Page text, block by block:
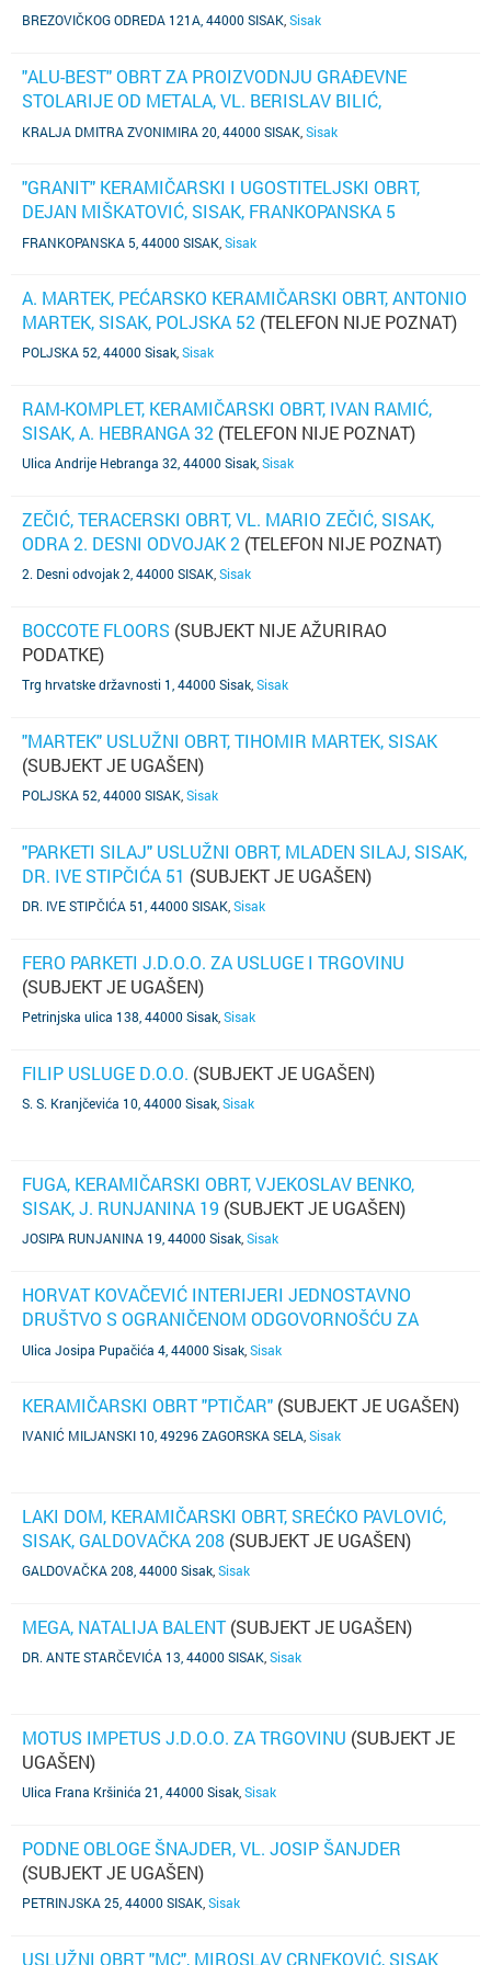
BREZOVIČKOG ODREDA 121A, 44000 SISAK Sisak
"ALU-BEST" OBRT ZA PROIZVODNJU GRAĐEVNE
STOLARIJE OD METALA, VL. BERISLAV BILIĆ,
BENKOVAC, KRALJA DMITRA ZVONIMIRA 20
KRALJA DMITRA ZVONIMIRA 20, 44000 SISAK Sisak
"GRANIT" KERAMIČARSKI I UGOSTITELJSKI OBRT,
DEJAN MIŠKATOVIĆ, SISAK, FRANKOPANSKA 5
(TELEFON NIJE POZNAT)
FRANKOPANSKA 5, 44000 SISAK Sisak
A. MARTEK, PEĆARSKO KERAMIČARSKI OBRT, ANTONIO
MARTEK, SISAK, POLJSKA 52 (TELEFON NIJE POZNAT)
POLJSKA 52, 44000 Sisak Sisak
RAM-KOMPLET, KERAMIČARSKI OBRT, IVAN RAMIĆ,
SISAK, A. HEBRANGA 32 (TELEFON NIJE POZNAT)
Ulica Andrije Hebranga 32, 44000 Sisak Sisak
ZEČIĆ, TERACERSKI OBRT, VL. MARIO ZEČIĆ, SISAK,
ODRA 2. DESNI ODVOJAK 2 (TELEFON NIJE POZNAT)
2. Desni odvojak 2, 44000 SISAK Sisak
BOCCOTE FLOORS (SUBJEKT NIJE AŽURIRAO
PODATKE)
Trg hrvatske državnosti 1, 44000 Sisak Sisak
"MARTEK" USLUŽNI OBRT, TIHOMIR MARTEK, SISAK
(SUBJEKT JE UGAŠEN)
POLJSKA 52, 44000 SISAK Sisak
"PARKETI SILAJ" USLUŽNI OBRT, MLADEN SILAJ, SISAK,
DR. IVE STIPČIĆA 51 (SUBJEKT JE UGAŠEN)
DR. IVE STIPČIĆA 51, 44000 SISAK Sisak
FERO PARKETI J.D.O.O. ZA USLUGE I TRGOVINU
(SUBJEKT JE UGAŠEN)
Petrinjska ulica 138, 44000 Sisak Sisak
FILIP USLUGE D.O.O. (SUBJEKT JE UGAŠEN)
S. S. Kranjčevića 10, 44000 Sisak Sisak
FUGA, KERAMIČARSKI OBRT, VJEKOSLAV BENKO,
SISAK, J. RUNJANINA 19 (SUBJEKT JE UGAŠEN)
JOSIPA RUNJANINA 19, 44000 Sisak Sisak
HORVAT KOVAČEVIĆ INTERIJERI JEDNOSTAVNO
DRUŠTVO S OGRANIČENOM ODGOVORNOŠĆU ZA
USLUGE(SUBJEKT JE UGAŠEN)
Ulica Josipa Pupačića 4, 44000 Sisak Sisak
KERAMIČARSKI OBRT "PTIČAR" (SUBJEKT JE UGAŠEN)
IVANIĆ MILJANSKI 10, 49296 ZAGORSKA SELA Sisak
LAKI DOM, KERAMIČARSKI OBRT, SREĆKO PAVLOVIĆ,
SISAK, GALDOVAČKA 208 (SUBJEKT JE UGAŠEN)
GALDOVAČKA 208, 44000 Sisak Sisak
MEGA, NATALIJA BALENT(SUBJEKT JE UGAŠEN)
DR. ANTE STARČEVIĆA 13, 44000 SISAK Sisak
MOTUS IMPETUS J.D.O.O. ZA TRGOVINU (SUBJEKT JE
UGAŠEN)
Ulica Frana Kršinića 21, 44000 Sisak Sisak
PODNE OBLOGE ŠNAJDER, VL. JOSIP ŠANJDER
(SUBJEKT JE UGAŠEN)
PETRINJSKA 25, 44000 SISAK Sisak
USLUŽNI OBRT "MC", MIROSLAV CRNEKOVIĆ, SISAK